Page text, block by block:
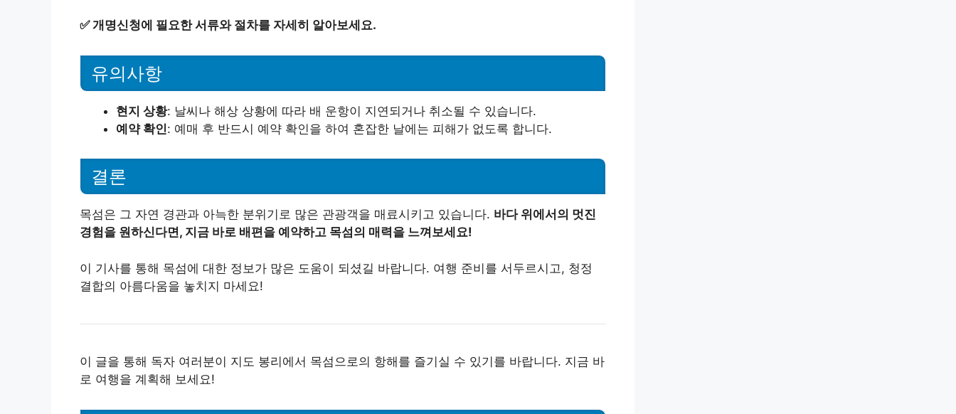
✅개명신청에 필요한 서류와 절차를 자세히 알아보세요.
유의사항
현지 상황: 날씨나 해상 상황에 따라 배 운항이 지연되거나 취소될 수 있습니다.
예약 확인: 예매 후 반드시 예약 확인을 하여 혼잡한 날에는 피해가 없도록 합니다.
결론
목섬은 그 자연 경관과 아늑한 분위기로 많은 관광객을 매료시키고 있습니다. 바다 위에서의 멋진
경험을 원하신다면, 지금 바로 배편을 예약하고 목섬의 매력을 느껴보세요!
이 기사를 통해 목섬에 대한 정보가 많은 도움이 되셨길 바랍니다. 여행 준비를 서두르시고, 청정
결합의 아름다움을 놓치지 마세요!
이 글을 통해 독자 여러분이 지도 봉리에서 목섬으로의 항해를 즐기실 수 있기를 바랍니다. 지금 바
로 여행을 계획해 보세요!